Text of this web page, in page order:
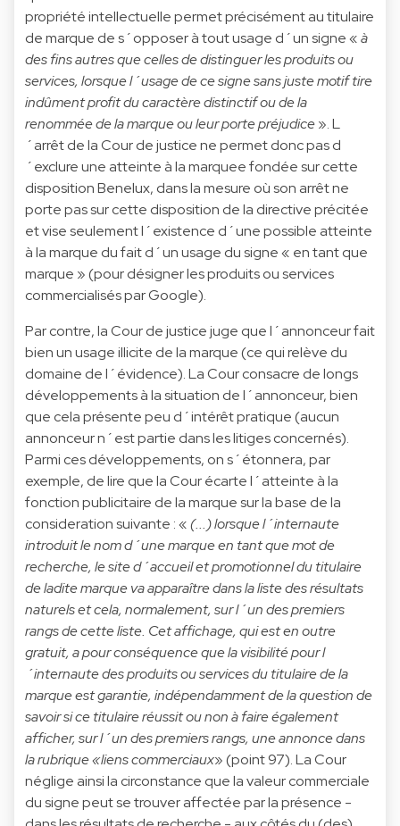
propriété intellectuelle permet précisément au titulaire
de marque de s´opposer à tout usage d´un signe «à
des fins autres que celles de distinguer les produits ou
services, lorsque l´usage de ce signe sans juste motif tire
indûment profit du caractère distinctif ou de la
renommée de lamarque ou leur porte préjudice». L
´arrêt de la Cour de justice ne permet donc pas d
´exclure une atteinte à la marquee fondée sur cette
disposition Benelux, dans la mesure où son arrêt ne
porte pas sur cette disposition de la directive précitée
et vise seulement l´existence d´une possible atteinte
à la marque du fait d´un usage du signe « en tant que
marque » (pour désigner les produits ou services
commercialisés par Google).
Par contre, la Cour de justice juge que l´annonceur fait
bien un usage illicite de la marque (ce qui relève du
domaine de l´évidence). La Cour consacre de longs
développements à la situation de l´annonceur, bien
que cela présente peu d´intérêt pratique (aucun
annonceur n´est partie dans les litiges concernés).
Parmi ces développements, on s´étonnera, par
exemple, de lire que la Cour écarte l´atteinte à la
fonction publicitaire de la marque sur la base de la
consideration suivante : «(...) lorsque l´internaute
introduit le nom d´une marque en tant que mot de
recherche, le site d´accueil etpromotionnel du titulaire
de ladite marque va apparaître dans la liste des résultats
naturels et cela, normalement, surl´un des premiers
rangs de cette liste. Cet affichage, qui est en outre
gratuit, a pour conséquence que la visibilitépour l
´internaute des produits ou services du titulaire de la
marque est garantie, indépendamment de la question de
savoir si ce titulaire réussit ou non à faire également
afficher, sur l´un des premiers rangs, une annonce dans
la rubrique «liens commerciaux» (point 97). La Cour
néglige ainsi la circonstance que la valeur commerciale
du signepeut se trouver affectée par la présence -